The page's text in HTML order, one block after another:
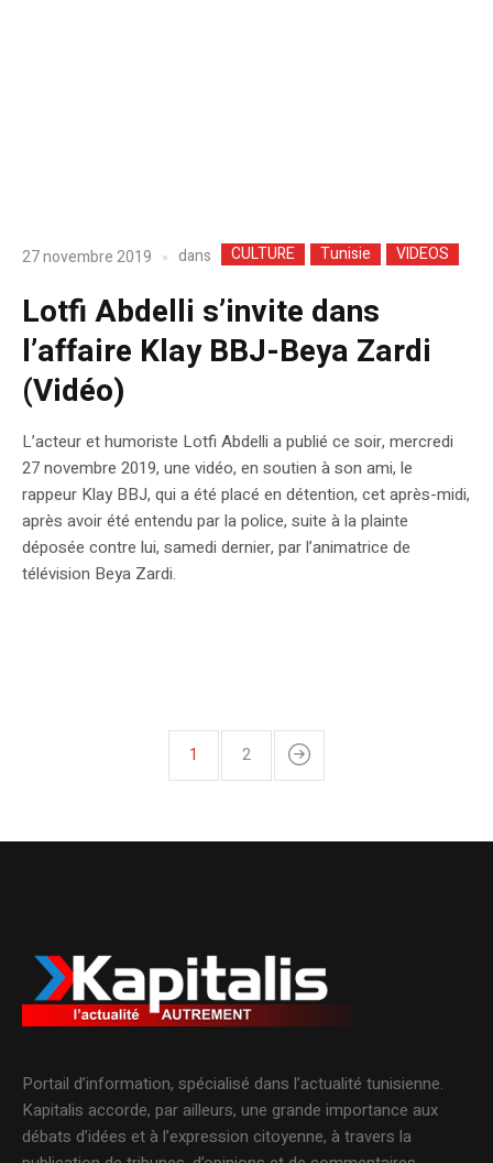
27 novembre 2019 dans CULTURE Tunisie VIDEOS
Lotfi Abdelli s’invite dans
l’affaire Klay BBJ-Beya Zardi
(Vidéo)
L’acteur et humoriste Lotfi Abdelli a publié ce soir, mercredi
27 novembre 2019, une vidéo, en soutien à son ami, le
rappeur Klay BBJ, qui a été placé en détention, cet après-midi,
après avoir été entendu par la police, suite à la plainte
déposée contre lui, samedi dernier, par l’animatrice de
télévision Beya Zardi.
1 2
Portail d’information, spécialisé dans l’actualité tunisienne.
Kapitalis accorde, par ailleurs, une grande importance aux
débats d’idées et à l’expression citoyenne, à travers la